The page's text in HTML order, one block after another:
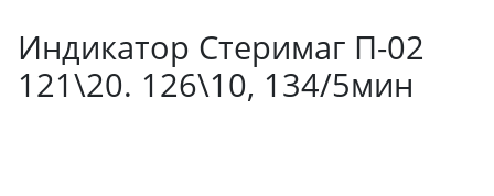
Индикатор Стеримаг П-02
121\20. 126\10, 134/5мин